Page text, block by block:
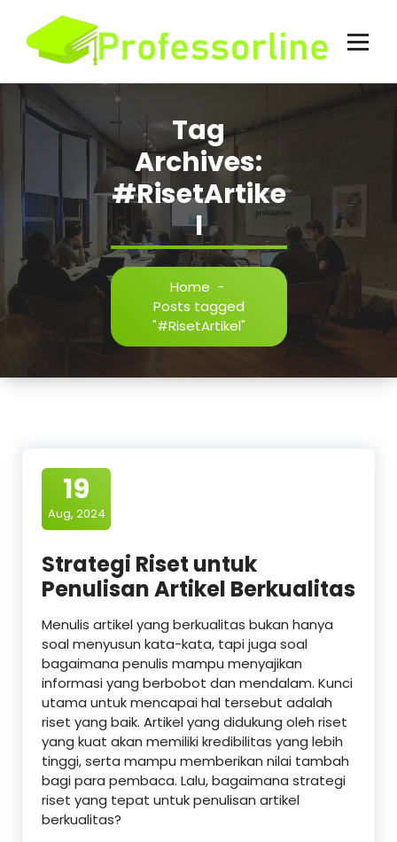
content
Tag
Archives:
#RisetArtike
l
Home -
Posts tagged
"#RisetArtikel"
19
Aug, 2024
Strategi Riset untuk
Penulisan Artikel Berkualitas
Menulis artikel yang berkualitas bukan hanya
soal menyusun kata-kata, tapi juga soal
bagaimana penulis mampu menyajikan
informasi yang berbobot dan mendalam. Kunci
utama untuk mencapai hal tersebut adalah
riset yang baik. Artikel yang didukung oleh riset
yang kuat akan memiliki kredibilitas yang lebih
tinggi, serta mampu memberikan nilai tambah
bagi para pembaca. Lalu, bagaimana strategi
riset yang tepat untuk penulisan artikel
berkualitas?